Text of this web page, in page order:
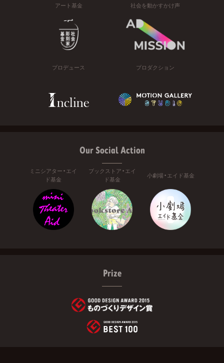
アート基金 社会を動かすかけ声
プロデュース プロダクション
Our Social Action
ミニシアター・エイ
ド基金
ブックストア・エイ
ド基金
小劇場・エイド基金
Prize